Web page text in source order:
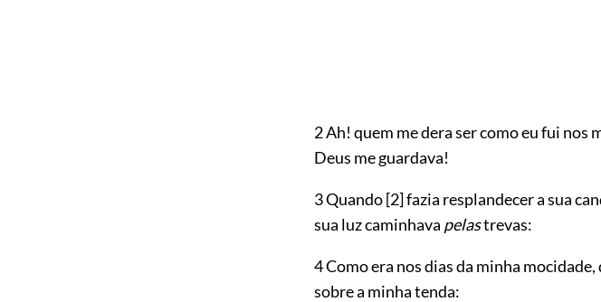
2 Ah! quem me dera ser como eu fui nos
Deus me guardava!
3 Quando[2]fazia resplandecer a sua
sua luz caminhava pelastrevas:
4 Como era nos dias da minha mocidade,
sobre a minha tenda: